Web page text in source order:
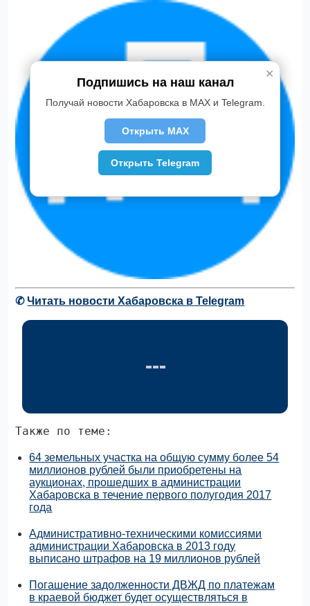
✆Читать новости Хабаровска в Telegram
Также по теме:
64 земельных участка на общую сумму более 54
миллионов рублей были приобретены на
аукционах, прошедших в администрации
Хабаровска в течение первого полугодия 2017
года
Административно-техническими комиссиями
администрации Хабаровска в 2013 году
выписано штрафов на 19 миллионов рублей
Погашение задолженности ДВЖД по платежам
в краевой бюджет будет осуществляться в
✕
Подпишись на наш канал
Получай новости Хабаровска в MAX и Telegram.
Открыть MAX
Открыть Telegram